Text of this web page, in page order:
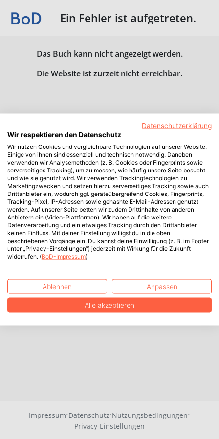
Ein Fehler ist aufgetreten.
Das Buch kann nicht angezeigt werden.
Die Website ist zurzeit nicht erreichbar.
Impressum·Datenschutz·Nutzungsbedingungen·
Privacy-Einstellungen
Datenschutzerklärung
Wir respektieren den Datenschutz
Wir nutzen Cookies und vergleichbare Technologien auf unserer Website.
Einige von ihnen sind essenziell und technisch notwendig. Daneben
verwenden wir Analysemethoden (z. B. Cookies oder Fingerprints sowie
serverseitiges Tracking), um zu messen, wie häufig unsere Seite besucht
und wie sie genutzt wird. Wir verwenden Trackingtechnologien zu
Marketingzwecken und setzen hierzu serverseitiges Tracking sowie auch
Drittanbieter ein, wodurch ggf. geräteübergreifend Cookies, Fingerprints,
Tracking-Pixel, IP-Adressen sowie gehashte E-Mail-Adressen genutzt
werden. Auf unserer Seite betten wir zudem Drittinhalte von anderen
Anbietern ein (Video-Plattformen). Wir haben auf die weitere
Datenverarbeitung und ein etwaiges Tracking durch den Drittanbieter
keinen Einfluss. Mit deiner Einstellung willigst du in die oben
beschriebenen Vorgänge ein. Du kannst deine Einwilligung (z. B. im Footer
unter „Privacy-Einstellungen“) jederzeit mit Wirkung für die Zukunft
widerrufen. (BoD-Impressum)
Ablehnen Anpassen
Alle akzeptieren